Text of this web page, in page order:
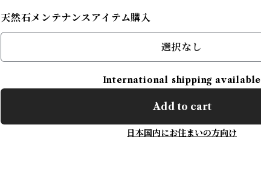
天然石メンテナンスアイテム購入
選択なし
International shipping available
Add to cart
日本国内にお住まいの方向け